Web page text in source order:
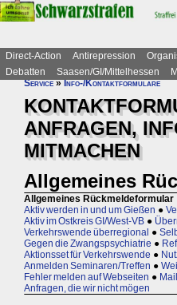
Direct-Action Antirepression
Debatten
Saasen/GI/Mittelhessen
Service»Info-/Kontaktformulare
ANFRAGEN,
MITMACHEN
Allgemeines
Allgemeines Rückmeldeformular
Aktiv werden in und um Gießen ●
Aktiv im Ostkreis GI/West-VB ●
Verkehrswende überregional ●
Gegen die Zwangspsychiatrie ●
Aktionsset für Verkehrswende ●
Anmelden Seminaren/Treffen ●
Fehler melden auf Webseiten ●
Anfragen, die wir nicht mögen